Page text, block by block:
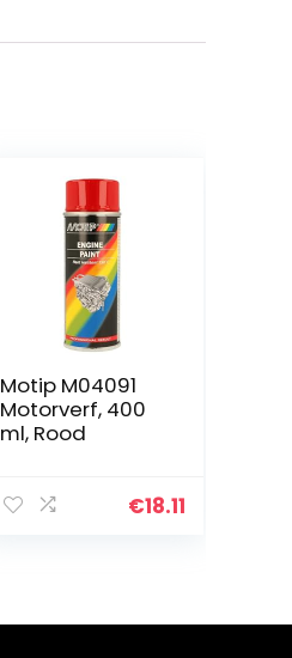
Motip M04091
Motorverf, 400
ml, Rood
€18.11